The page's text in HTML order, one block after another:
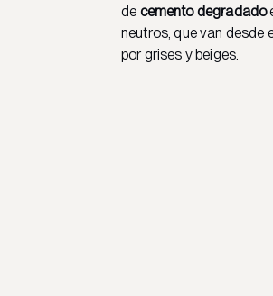
de cemento degradado
neutros, que van desde
por grises y beiges.